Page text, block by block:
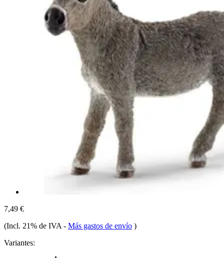
7,49 €
(Incl. 21% de IVA - Más gastos de envío )
Variantes: